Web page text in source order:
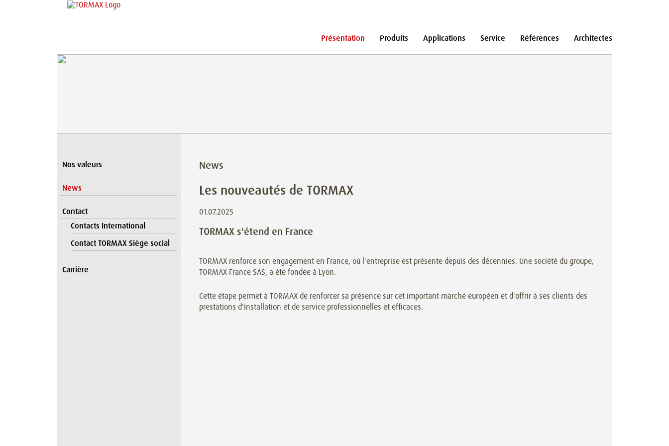
Présentation Produits Applications Service Références Architectes
Nos valeurs
News
Contact
Contacts International
Contact TORMAX Siège social
Carrière
News
Les nouveautés de TORMAX
01.07.2025
TORMAX s'étend en France
TORMAX renforce son engagement en France, où l'entreprise est présente depuis des décennies. Une société du groupe,
TORMAX France SAS, a été fondée à Lyon.
Cette étape permet à TORMAX de renforcer sa présence sur cet important marché européen et d'offrir à ses clients des
prestations d'installation et de service professionnelles et efficaces.